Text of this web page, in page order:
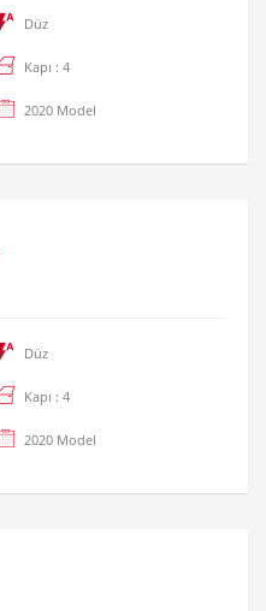
Düz
Kapı : 4
2020 Model
Düz
Kapı : 4
2020 Model